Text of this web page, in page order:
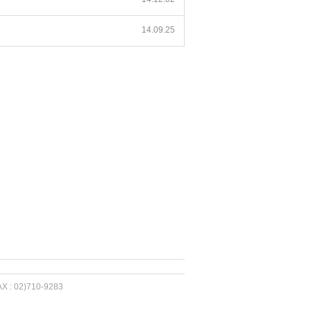
14.09.25
: 02)710-9283